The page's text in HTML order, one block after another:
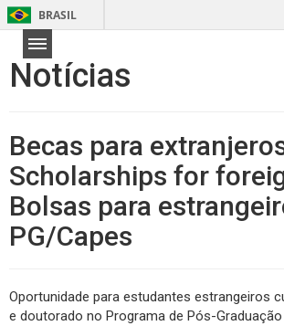
BRASIL
Notícias
Becas para
Scholarships for
Bolsas para
PG/Capes
Oportunidade para estudantes estrangeiros
e doutorado no Programa de Pós-